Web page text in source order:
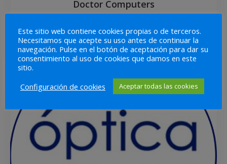
Doctor Computers
Consumibles Informática
Este sitio web contiene cookies propias o de terceros.
Necesitamos que acepte su uso antes de continuar la
navegación. Pulse en el botón de aceptación para dar su
consentimiento al uso de cookies que damos en este
sitio.
Configuración de cookies
Aceptar todas las cookies